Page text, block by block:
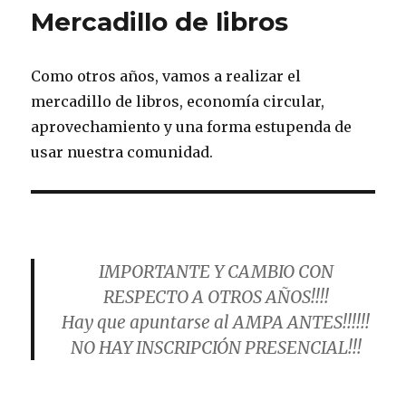
Mercadillo de libros
Como otros años, vamos a realizar el
mercadillo de libros, economía circular,
aprovechamiento y una forma estupenda de
usar nuestra comunidad.
IMPORTANTE Y CAMBIO CON
RESPECTO A OTROS AÑOS!!!!
Hay que apuntarse al AMPA ANTES!!!!!!
NO HAY INSCRIPCIÓN PRESENCIAL!!!